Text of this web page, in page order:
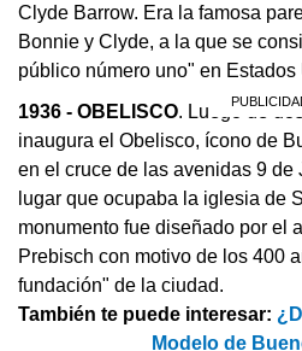
Clyde Barrow. Era la famosa
Bonnie y Clyde, a la que se
público número uno" en Estados
1936 - OBELISCO. Luego de
inaugura el Obelisco, ícono de
en el cruce de las avenidas 9 de
lugar que ocupaba la iglesia de
monumento fue diseñado por el
Prebisch con motivo de los 400
fundación" de la ciudad.
También te puede interesar:
Modelo de